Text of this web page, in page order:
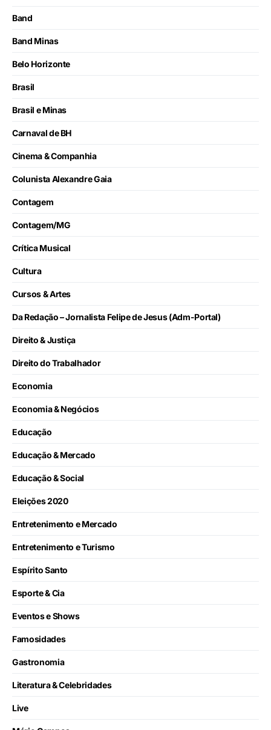
Band
Band Minas
Belo Horizonte
Brasil
Brasil e Minas
Carnaval de BH
Cinema & Companhia
Colunista Alexandre Gaia
Contagem
Contagem/MG
Crítica Musical
Cultura
Cursos & Artes
Da Redação – Jornalista Felipe de Jesus (Adm-Portal)
Direito & Justiça
Direito do Trabalhador
Economia
Economia & Negócios
Educação
Educação & Mercado
Educação & Social
Eleições 2020
Entretenimento e Mercado
Entretenimento e Turismo
Espírito Santo
Esporte & Cia
Eventos e Shows
Famosidades
Gastronomia
Literatura & Celebridades
Live